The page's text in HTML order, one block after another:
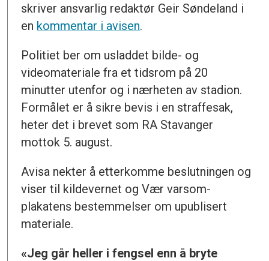
skriver ansvarlig redaktør Geir Søndeland i
en kommentar i avisen.
Politiet ber om usladdet bilde- og
videomateriale fra et tidsrom på 20
minutter utenfor og i nærheten av stadion.
Formålet er å sikre bevis i en straffesak,
heter det i brevet som RA Stavanger
mottok 5. august.
Avisa nekter å etterkomme beslutningen og
viser til kildevernet og Vær varsom-
plakatens bestemmelser om upublisert
materiale.
«Jeg går heller i fengsel enn å bryte